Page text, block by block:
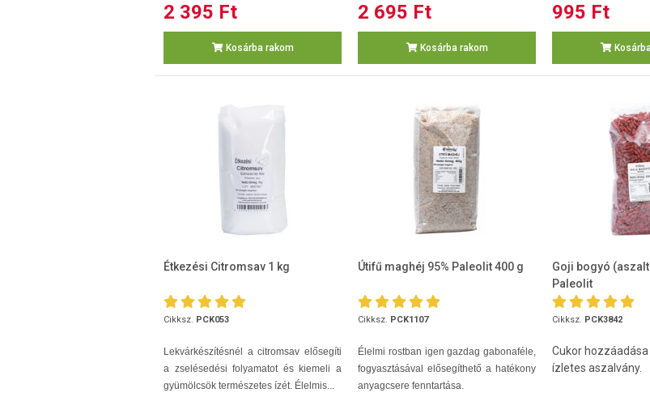
2 395 Ft
Kosárba rakom
2 695 Ft
Kosárba rakom
995 Ft
Étkezési Citromsav 1 kg
Cikksz. PCK053
Lekvárkészítésnél a citromsav elősegíti
a zselésedési folyamatot és kiemeli a
gyümölcsök természetes ízét. Élelmis...
Útifű maghéj 95% Paleolit 400 g
Cikksz. PCK1107
Élelmi rostban igen gazdag gabonaféle,
fogyasztásával elősegíthető a hatékony
anyagcsere fenntartása.
Goji bogyó
Paleolit
Cikksz. PCK3842
Cukor
ízletes aszalvány.